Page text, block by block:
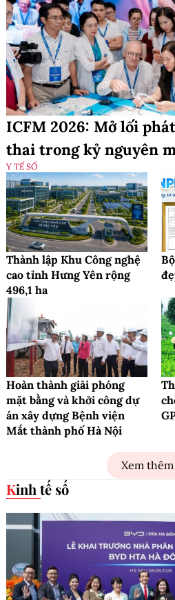
ICFM 2026: Mở lối
thai trong kỷ nguyên
Y TẾ SỐ
Thành lập Khu Công nghệ
cao tỉnh Hưng Yên rộng
496,1 ha
Hoàn thành giải phóng
mặt bằng và khởi công dự
án xây dựng Bệnh viện
Mắt thành phố Hà Nội
Xem thêm
Kinh tế số